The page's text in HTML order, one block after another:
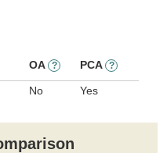
OA ? PCA ?
No Yes